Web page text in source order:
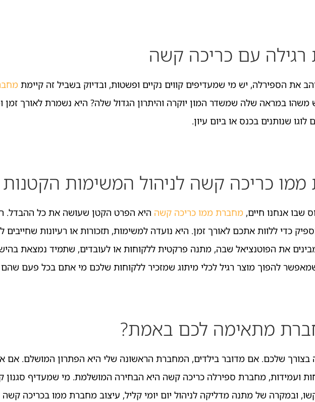
עם כריכה קשה
את הספירלה, יש מי שמעדיפים קווים נקיים ופשטות, ובדיוק בשביל זה קיימת
משהו במראה שלה שמשדר המון יוקרה והיתרון הגדול שלה? היא נשמרת לאורך
שנותנים בכנס או ביום עיון.
כריכה קשה לניהול המשימות הקטנות
שבו אנחנו חיים, מחברת ממו כריכה קשה היא הפרט הקטן שעושה את כל ההבדל.
כדי ללוות אתכם לאורך זמן. היא נועדה למשימות, תזכורות או רעיונות שחייבים
את הפוטנציאל שבה, מתנה פרקטית ללקוחות או לעובדים, שתמיד נמצאת
להפוך מוצר רגיל לכלי מיתוג שמזכיר ללקוחות שלכם מי אתם בכל פעם
מתאימה לכם באמת?
בצורך שלכם. אם מדובר בילדים, המחברת הראשונה שלי היא הפתרון המושלם. אם
ועמידות, מחברת ספירלה כריכה קשה היא הבחירה המושלמת. מי שמעדיף סגנון
ובמקרה של מתנה מדליקה לניהול יום יומי קליל, עיצוב מחברת ממו בכריכה